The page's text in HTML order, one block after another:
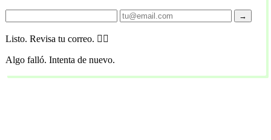
→
Listo. Revisa tu correo. 🏴‍☠️
Algo falló. Intenta de nuevo.